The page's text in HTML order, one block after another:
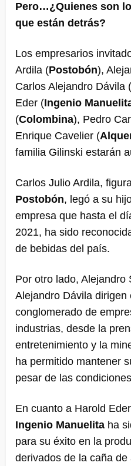
Pero…¿Quienes son
que están detrás?
Los empresarios
Ardila (Postobón),
Carlos Alejandro Dávila (
Eder (Ingenio
(Colombina), Pedro
Enrique Cavelier (
familia Gilinski estarán
Carlos Julio Ardila,
Postobón, legó a su
empresa que hasta el
2021, ha sido
de bebidas del país.
Por otro lado, Alejandro
Alejandro Dávila dirigen
conglomerado de
industrias, desde la
entretenimiento y la
ha permitido mantener
pesar de las
En cuanto a Harold
Ingenio Manuelita ha
para su éxito en la
derivados de la caña